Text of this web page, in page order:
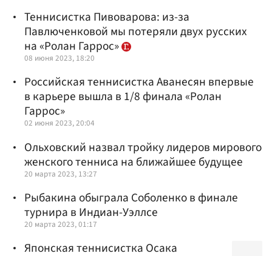
Теннисистка Пивоварова: из-за
Павлюченковой мы потеряли двух русских
на «Ролан Гаррос»
08 июня 2023, 18:20
Российская теннисистка Аванесян впервые
в карьере вышла в 1/8 финала «Ролан
Гаррос»
02 июня 2023, 20:04
Ольховский назвал тройку лидеров мирового
женского тенниса на ближайшее будущее
20 марта 2023, 13:27
Рыбакина обыграла Соболенко в финале
турнира в Индиан-Уэллсе
20 марта 2023, 01:17
Японская теннисистка Осака